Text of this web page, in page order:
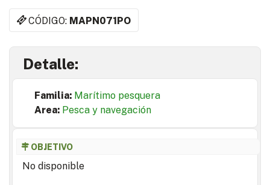
CÓDIGO: MAPN071PO
Detalle:
Familia: Marítimo pesquera
Area: Pesca y navegación
OBJETIVO
No disponible